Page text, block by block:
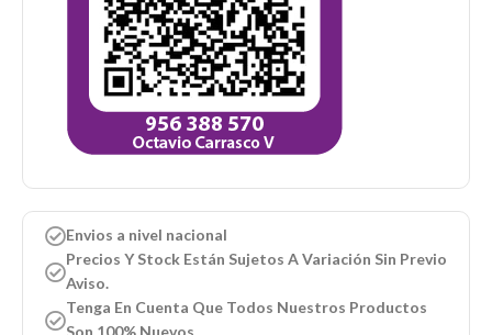
Envios a nivel nacional
Precios Y Stock Están Sujetos A Variación Sin Previo
Aviso.
Tenga En Cuenta Que Todos Nuestros Productos